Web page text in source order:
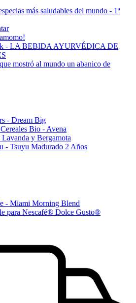
más saludables del mundo - 1ª
- LA BEBIDA AYURVÉDICA DE
mostró al mundo un abanico de
- Dream Big
Bio - Avena
y Bergamota
- Tsuyu Madurado 2 Años
- Miami Morning Blend
para Nescafé® Dolce Gusto®